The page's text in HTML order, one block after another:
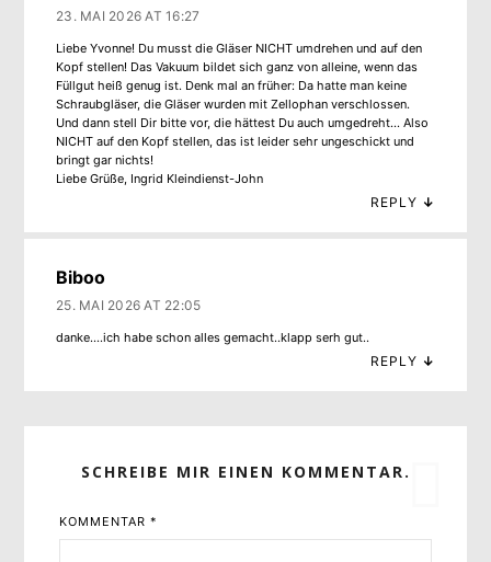
23. MAI 2026 AT 16:27
Liebe Yvonne! Du musst die Gläser NICHT umdrehen und auf den
Kopf stellen! Das Vakuum bildet sich ganz von alleine, wenn das
Füllgut heiß genug ist. Denk mal an früher: Da hatte man keine
Schraubgläser, die Gläser wurden mit Zellophan verschlossen.
Und dann stell Dir bitte vor, die hättest Du auch umgedreht… Also
NICHT auf den Kopf stellen, das ist leider sehr ungeschickt und
bringt gar nichts!
Liebe Grüße, Ingrid Kleindienst-John
REPLY ↓
Biboo
25. MAI 2026 AT 22:05
danke….ich habe schon alles gemacht..klapp serh gut..
REPLY ↓
SCHREIBE MIR EINEN KOMMENTAR.
KOMMENTAR*